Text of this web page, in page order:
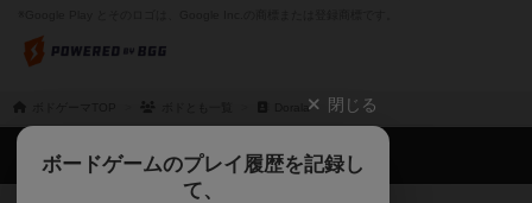
Dorala 閉じる
ボードゲームのプレイ履歴を記録し
て、
ボドゲーマTOP